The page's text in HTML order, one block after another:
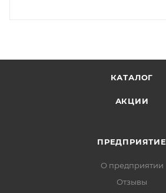
КАТАЛОГ
АКЦИИ
ПРЕДПРИЯТИЕ
О предприятии
Отзывы